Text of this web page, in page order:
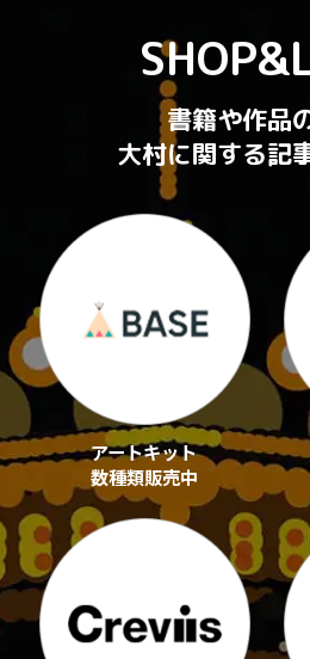
書籍や作品
大村に関する記
アートキット
数種類販売中